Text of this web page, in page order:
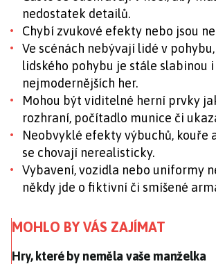
nedostatek detailů.
Chybí zvukové efekty nebo jsou
Ve scénách nebývají lidé v
lidského pohybu je stále slabinou i
nejmodernějších her.
Mohou být viditelné herní prvky
rozhraní, počítadlo munice či
Neobvyklé efekty výbuchů, kouře
se chovají nerealisticky.
Vybavení, vozidla nebo uniformy
někdy jde o fiktivní či smíšené
MOHLO BY VÁS ZAJÍMAT
Hry, které by neměla vaše
Hry, které by neměla vaše manželka